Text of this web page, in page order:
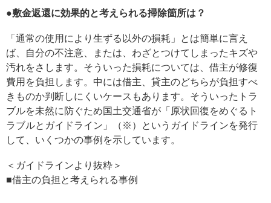
●敷金返還に効果的と考えられる掃除箇所は？
「通常の使用により生ずる以外の損耗」とは簡単に言え
ば、自分の不注意、または、わざとつけてしまったキズや
汚れをさします。そういった損耗については、借主が修復
費用を負担します。中には借主、貸主のどちらが負担すべ
きものか判断しにくいケースもあります。そういったトラ
ブルを未然に防ぐため国土交通省が「原状回復をめぐるト
ラブルとガイドライン」（※）というガイドラインを発行
して、いくつかの事例を示しています。
＜ガイドラインより抜粋＞
■借主の負担と考えられる事例